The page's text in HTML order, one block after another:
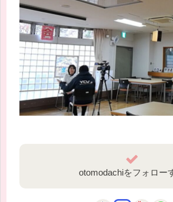
otomodachiをフォロー